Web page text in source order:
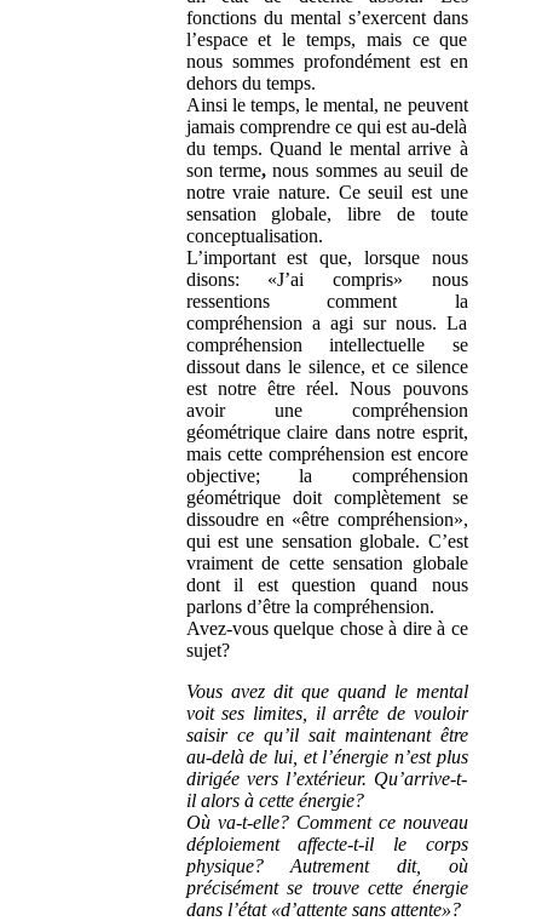
fonctions du mental s’exercent dans
l’espace et le temps, mais ce que
nous sommes profondément est en
dehors du temps.
Ainsi le temps, le mental, ne peuvent
jamais comprendre ce qui est au-delà
du temps. Quand le mental arrive à
son terme,nous sommes au seuil de
notre vraie nature. Ce seuil est une
sensation globale, libre de toute
conceptualisation.
L’important est que, lorsque nous
disons: «J’ai compris» nous
ressentions comment la
compréhension a agi sur nous. La
compréhension intellectuelle se
dissout dans le silence, et ce silence
est notre être réel. Nous pouvons
avoir une compréhension
géométrique claire dans notre esprit,
mais cette compréhension est encore
objective; la compréhension
géométrique doit complètement se
dissoudre en «être compréhension»,
qui est une sensation globale. C’est
vraiment de cette sensation globale
dont il est question quand nous
parlons d’être la compréhension.
Avez-vous quelque chose à dire à ce
sujet?
Vous avez dit que quand le mental
voit ses limites, il arrête de vouloir
saisir ce qu’il sait maintenant être
au-delà de lui, et l’énergie n’est plus
dirigée vers l’extérieur. Qu’arrive-t-
il alors à cette énergie?
Où va-t-elle? Comment ce nouveau
déploiement affecte-t-il le corps
physique? Autrement dit, où
précisément se trouve cette énergie
dans l’état «d’attente sans attente»?